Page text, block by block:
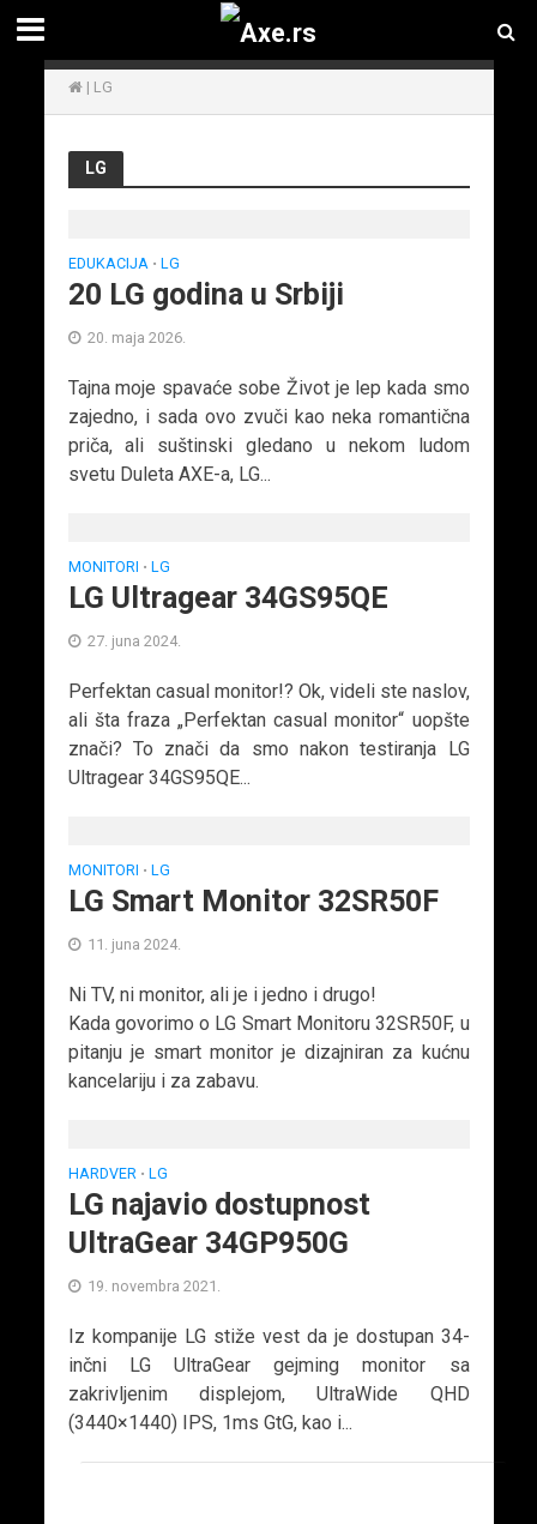
| LG
LG
EDUKACIJA • LG
20 LG godina u Srbiji
20. maja 2026.
Tajna moje spavaće sobe Život je lep kada smo
zajedno, i sada ovo zvuči kao neka romantična
priča, ali suštinski gledano u nekom ludom
svetu Duleta AXE-a, LG...
MONITORI • LG
LG Ultragear 34GS95QE
27. juna 2024.
Perfektan casual monitor!? Ok, videli ste naslov,
ali šta fraza „Perfektan casual monitor“ uopšte
znači? To znači da smo nakon testiranja LG
Ultragear 34GS95QE...
MONITORI • LG
LG Smart Monitor 32SR50F
11. juna 2024.
Ni TV, ni monitor, ali je i jedno i drugo!
Kada govorimo o LG Smart Monitoru 32SR50F, u
pitanju je smart monitor je dizajniran za kućnu
kancelariju i za zabavu.
HARDVER • LG
LG najavio dostupnost
UltraGear 34GP950G
19. novembra 2021.
Iz kompanije LG stiže vest da je dostupan 34-
inčni LG UltraGear gejming monitor sa
zakrivljenim displejom, UltraWide QHD
(3440×1440) IPS, 1ms GtG, kao i...